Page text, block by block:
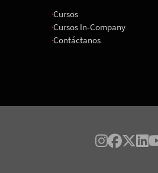
Cursos
Cursos In-Company
Contáctanos